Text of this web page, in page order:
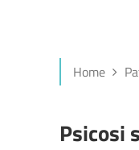
Home
Psicosi